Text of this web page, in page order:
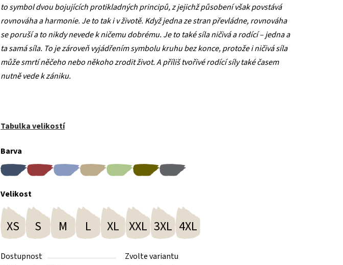
to symbol dvou bojujících protikladných principů, z jejichž působení však povstává
rovnováha a harmonie. Je to tak i v životě. Když jedna ze stran převládne, rovnováha
se poruší a to nikdy nevede k ničemu dobrému. Je to také síla ničivá a rodící – jedna a
ta samá síla. To je zároveň vyjádřením symbolu kruhu bez konce, protože i ničivá síla
může smrtí něčeho nebo někoho zrodit život. A příliš tvořivé rodící síly také časem
nutně vede k zániku.
Tabulka velikostí
Barva
Velikost
XS S M L XL XXL 3XL 4XL
Dostupnost
Zvolte variantu